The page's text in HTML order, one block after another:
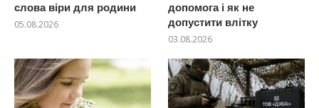
слова віри для родини
05.08.2026
допомога і як не
допустити влітку
03.08.2026